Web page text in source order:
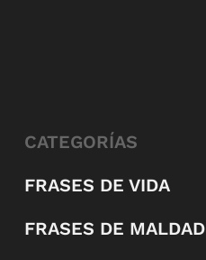
CATEGORÍAS
FRASES DE VIDA
FRASES DE MALDAD